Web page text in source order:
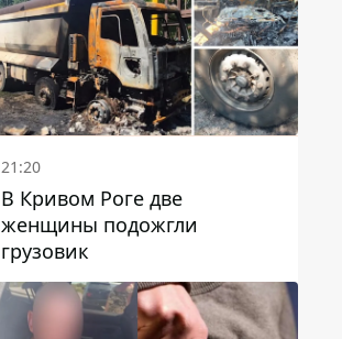
21:20
В Кривом Роге две
женщины подожгли
грузовик